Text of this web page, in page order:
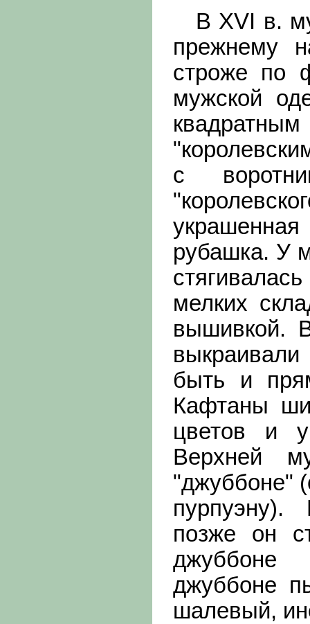
В XVI в.
прежнему
строже по
мужской
с
рубашка. У
мелких
вышивкой.
быть и
Кафтаны
цветов и
Верхней
"джуббоне"
позже он
джуббоне
джуббоне
шалевый,